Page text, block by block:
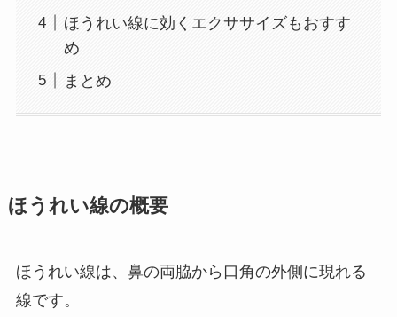
ほうれい線に効くエクササイズもおすす
め
まとめ
ほうれい線の概要
ほうれい線は、鼻の両脇から口角の外側に現れる
線です。